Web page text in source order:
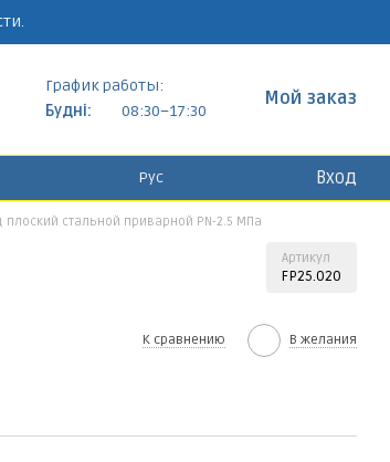
График работы:
Будні:
08:30–17:30
Мой заказ
Рус Вход
плоский стальной приварной PN-2.5 МПа
Артикул
FP25.020
К сравнению В желания